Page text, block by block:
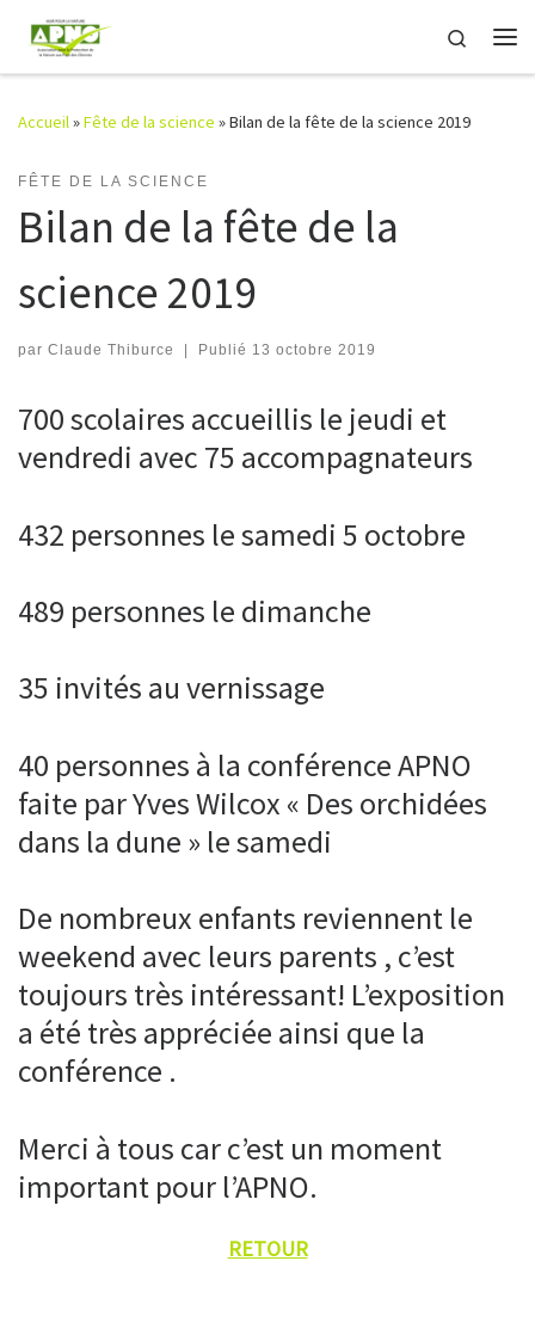
Passer au contenu
Search
Accueil»Fête de la science »Bilan de la fête de la science 2019
FÊTE DE LA SCIENCE
Bilan de la fête de la
science 2019
par Claude Thiburce | Publié 13 octobre 2019
700 scolaires accueillis le jeudi et
vendredi avec 75 accompagnateurs
432 personnes le samedi 5 octobre
489 personnes le dimanche
35 invités au vernissage
40 personnes à la conférence APNO
faite par Yves Wilcox « Des orchidées
dans la dune » le samedi
De nombreux enfants reviennent le
weekend avec leurs parents , c’est
toujours très intéressant! L’exposition
a été très appréciée ainsi que la
conférence .
Merci à tous car c’est un moment
important pour l’APNO.
RETOUR